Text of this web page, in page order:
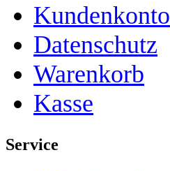
Kundenkonto
Datenschutz
Warenkorb
Kasse
Service